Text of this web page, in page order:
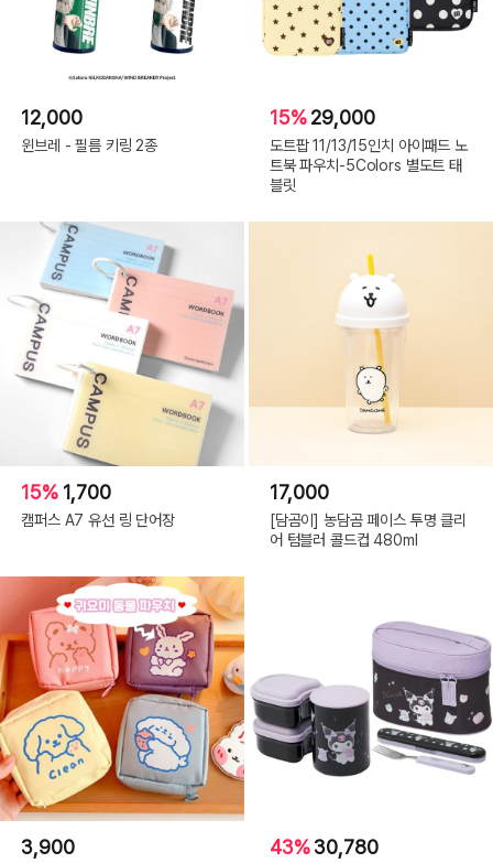
12,000
윈브레 - 필름 키링 2종
15%29,000
도트팝 11/13/15인치 아이패드 노
트북 파우치-5Colors 별도트 태
블릿
15% 1,700
캠퍼스 A7 유선 링 단어장
17,000
[담곰이] 농담곰 페이스 투명 클리
어 텀블러 콜드컵 480ml
3,900 43%30,780